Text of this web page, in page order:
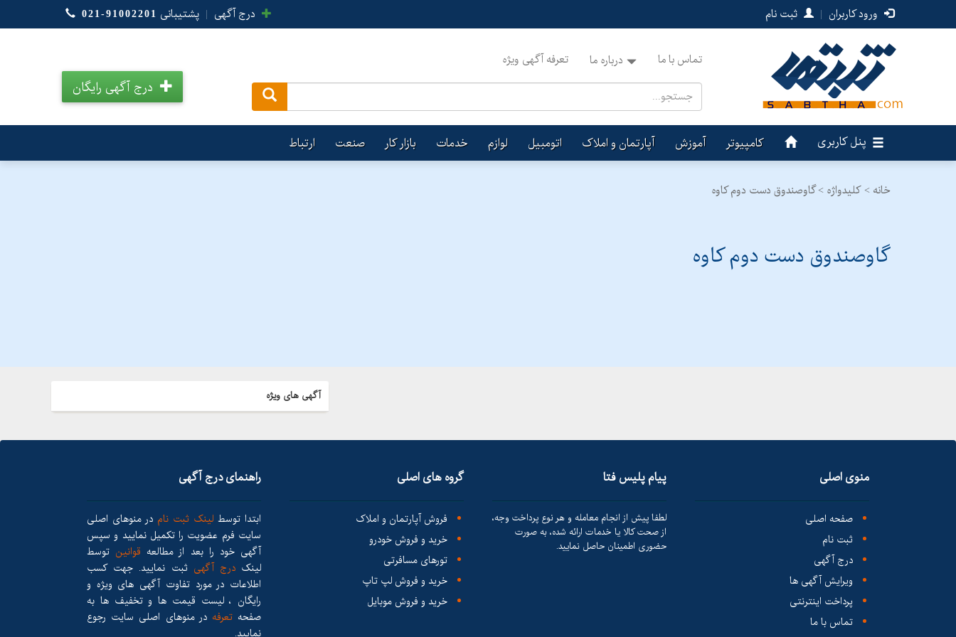
ورود کاربران | ثبت نام درج آگهی | پشتیبانی 021-91002201
تماس با ما درباره ما تعرفه آگهی ویژه
درج آگهی رایگان
پنل کاربری کامپیوتر آموزش آپارتمان و املاک اتومبیل لوازم خدمات بازار کار صنعت ارتباط
خانه > کلیدواژه > گاوصندوق دست دوم کاوه
گاوصندوق دست دوم کاوه
آگهی های ویژه
منوی اصلی
صفحه اصلی
ثبت نام
درج آگهی
ویرایش آگهی ها
پرداخت اینترنتی
تماس با ما
پیام پلیس فتا
لطفا پیش از انجام معامله و هر نوع پرداخت وجه،
از صحت کالا یا خدمات ارائه شده، به صورت
حضوری اطمینان حاصل نمایید.
گروه های اصلی
فروش آپارتمان و املاک
خرید و فروش خودرو
تورهای مسافرتی
خرید و فروش لپ تاپ
خرید و فروش موبایل
راهنمای درج آگهی
ابتدا توسط لینک ثبت نام در منوهای اصلی
سایت فرم عضویت را تکمیل نمایید و سپس
آگهی خود را بعد از مطالعه قوانین توسط
لینکدرج آگهی ثبت نمایید. جهت کسب
اطلاعات در مورد تفاوت آگهی های ویژه و
رایگان ، لیست قیمت ها و تخفیف ها به
صفحه تعرفهدر منوهای اصلی سایت رجوع
نمایید.